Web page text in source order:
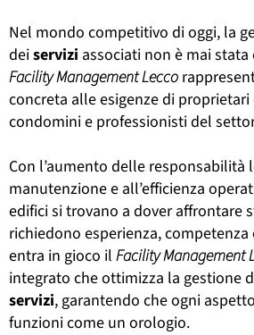
Nel mondo competitivo di oggi, la
deiservizi associati non è mai stata
Facility Management Lecco
concreta alle esigenze di
condomini e professionisti del
Con l’aumento delle responsabilità
manutenzione e all’efficienza
edifici si trovano a dover affrontare
richiedono esperienza, competenza
entra in gioco il Facility Management
integrato che ottimizza la gestione
servizi, garantendo che ogni
funzioni come un orologio.